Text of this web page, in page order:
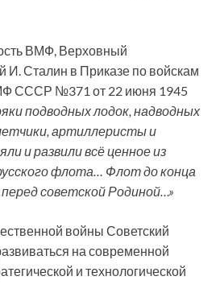
ВМФ, Верховный
Сталин в Приказе по войскам
СССР №371 от 22 июня 1945
подводных лодок, надводных
артиллеристы и
и развили всё ценное из
флота… Флот до конца
советской Родиной…»
войны Советский
на современной
и технологической